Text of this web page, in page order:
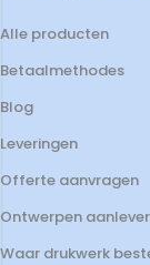
Alle producten
Betaalmethodes
Blog
Leveringen
Offerte aanvragen
Ontwerpen
Waar drukwerk